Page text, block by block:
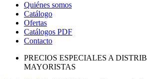
Quiénes somos
Catálogo
Ofertas
Catálogos PDF
Contacto
PRECIOS ESPECIALES A
MAYORISTAS